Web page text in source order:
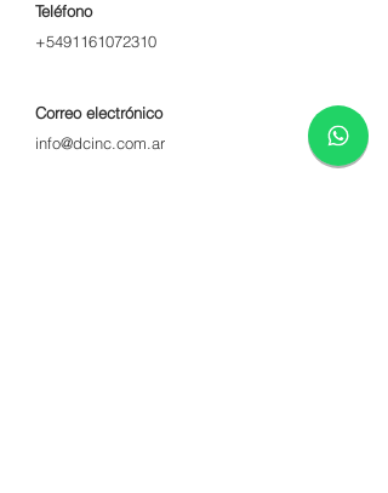
Teléfono
+5491161072310
Correo electrónico
info@dcinc.com.ar